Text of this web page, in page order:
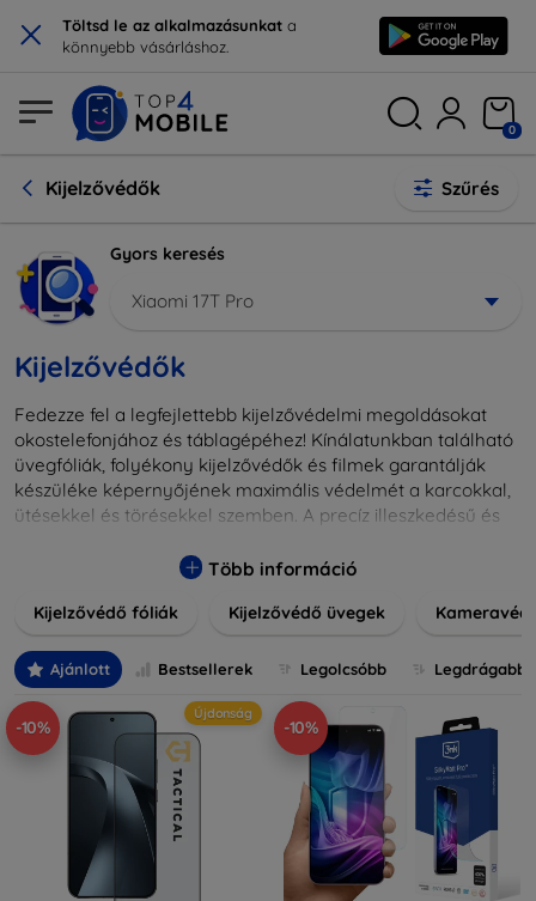
× Töltsd le az alkalmazásunkat a
könnyebb vásárláshoz.
0
Kijelzővédők Szűrés
Gyors keresés
Xiaomi 17T Pro
Kijelzővédők
Fedezze fel a legfejlettebb kijelzővédelmi megoldásokat
okostelefonjához és táblagépéhez! Kínálatunkban található
üvegfóliák, folyékony kijelzővédők és filmek garantálják
készüléke képernyőjének maximális védelmét a karcokkal,
ütésekkel és törésekkel szemben. A precíz illeszkedésű és
hanem kristálytiszta képet is biztosítanak, megőrzi a
és stílusú kijelzővédőink közül, hogy a mindennapok során is
fedésről vagy íves kijelzővédelemről, a minőséget szem
előtt tartva kínálunk megoldásokat minden eszközre.
Több információ
Kijelzővédő fóliák Kijelzővédő üvegek
Ajánlott Bestsellerek Legolcsóbb Legdrágabb
-10%
Újdonság
-10%